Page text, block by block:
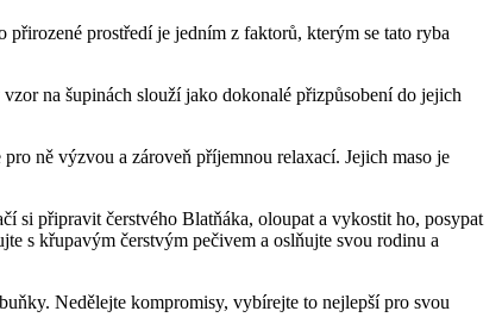
prostředí je jedním z faktorů, kterým se tato ryba
na šupinách slouží jako dokonalé přizpůsobení do jejich
ně výzvou a zároveň příjemnou relaxací. Jejich maso je
si připravit čerstvého Blatňáka, oloupat a vykostit ho, posypat
s křupavým čerstvým pečivem a oslňujte svou rodinu a
Nedělejte kompromisy, vybírejte to nejlepší pro svou